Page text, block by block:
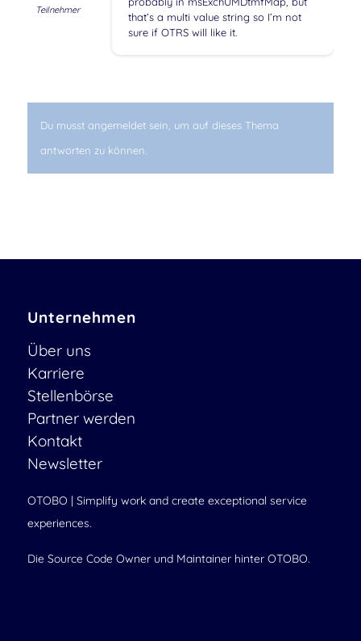
Teilnehmer
that’s a multi value string so I’m not
sure if OTRS will like it.
Du musst angemeldet sein, um auf dieses Thema
antworten zu können.
Unternehmen
Über uns
Karriere
Stellenbörse
Partner werden
Kontakt
Newsletter
OTOBO | Simplify work and create exceptional service
experiences.
Die Source Code Owner und Maintainer hinter OTOBO.